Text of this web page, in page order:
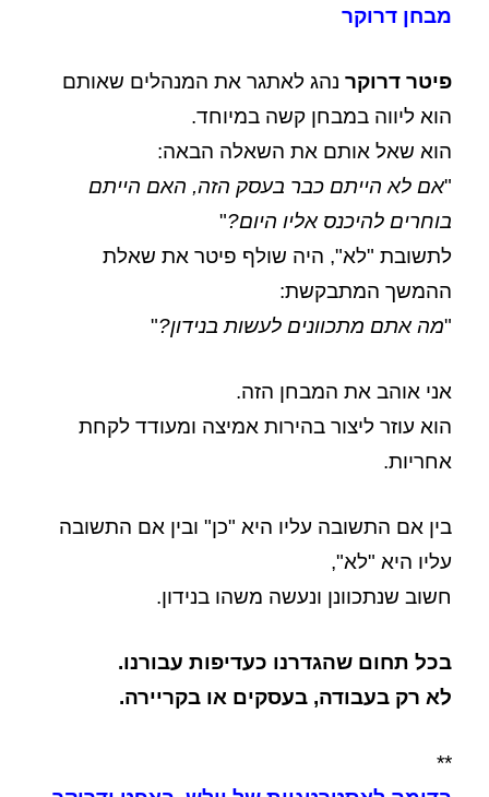
מבחן דרוקר
פיטר דרוקר נהג לאתגר את המנהלים שאותם
הוא ליווה במבחן קשה במיוחד.
הוא שאל אותם את השאלה הבאה:
"אם לא הייתם כבר בעסק הזה, האם הייתם
בוחרים להיכנס אליו היום?"
לתשובת "לא", היה שולף פיטר את שאלת
ההמשך המתבקשת:
"מה אתם מתכוונים לעשות בנידון?"
אני אוהב את המבחן הזה.
הוא עוזר ליצור בהירות אמיצה ומעודד לקחת
אחריות.
בין אם התשובה עליו היא "כן" ובין אם התשובה
עליו היא "לא",
חשוב שנתכוונן ונעשה משהו בנידון.
בכל תחום שהגדרנו כעדיפות עבורנו.
לא רק בעבודה, בעסקים או בקריירה.
**